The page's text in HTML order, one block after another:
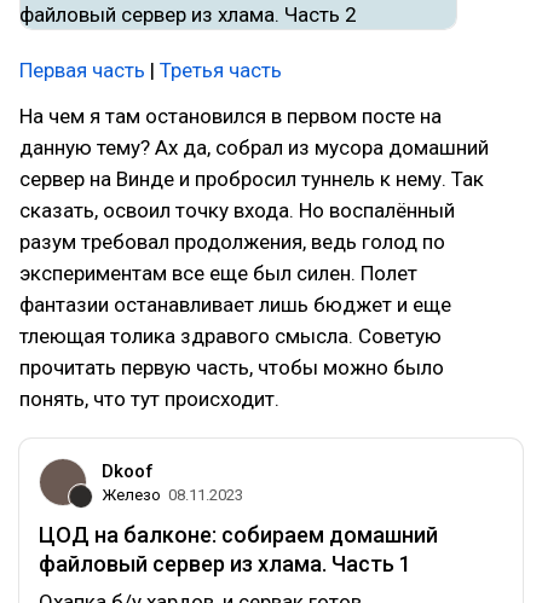
Первая часть | Третья часть
На чем я там остановился в первом посте на
данную тему? Ах да, собрал из мусора домашний
сервер на Винде и пробросил туннель к нему. Так
сказать, освоил точку входа. Но воспалённый
разум требовал продолжения, ведь голод по
экспериментам все еще был силен. Полет
фантазии останавливает лишь бюджет и еще
тлеющая толика здравого смысла. Советую
прочитать первую часть, чтобы можно было
понять, что тут происходит.
Dkoof
Железо 08.11.2023
ЦОД на балконе: собираем домашний
файловый сервер из хлама. Часть 1